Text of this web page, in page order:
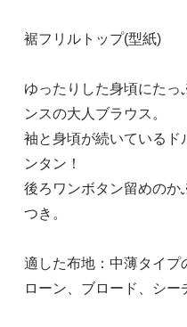
裾フリルトップ(型紙)
ゆったりした身頃にたっ
ンスの大人ブラウス。
袖と身頃が続いているド
ンタン！
後ろワンボタン留めのか
つき。
適した布地：中薄タイプ
ローン、ブロード、シ